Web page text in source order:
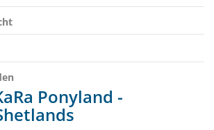
Ponyland -